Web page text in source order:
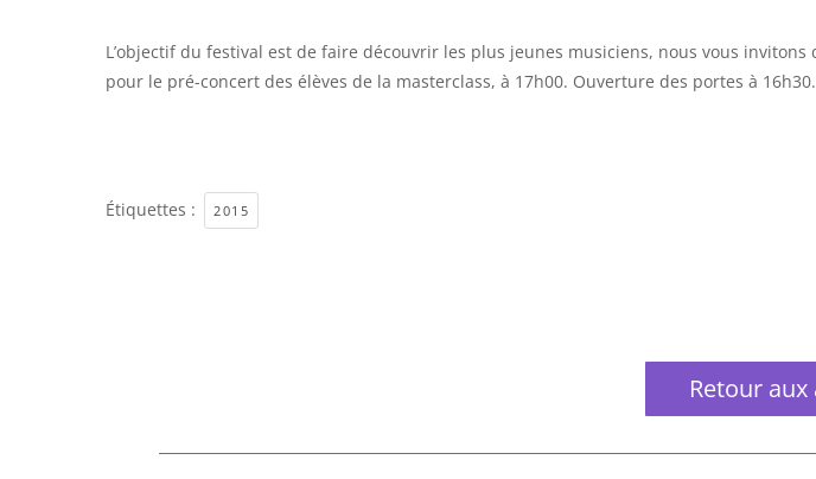
L’objectif du festival est de faire découvrir les plus jeunes musiciens, nous vous invitons
pour le pré-concert des élèves de la masterclass, à 17h00. Ouverture des portes à 16h30.
Étiquettes : 2015
Retour aux